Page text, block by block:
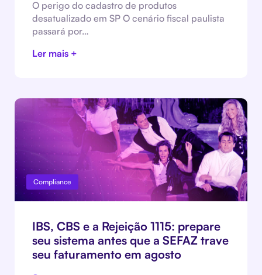
O perigo do cadastro de produtos
desatualizado em SP O cenário fiscal paulista
passará por…
Ler mais +
Compliance
IBS, CBS e a Rejeição 1115: prepare
seu sistema antes que a SEFAZ trave
seu faturamento em agosto